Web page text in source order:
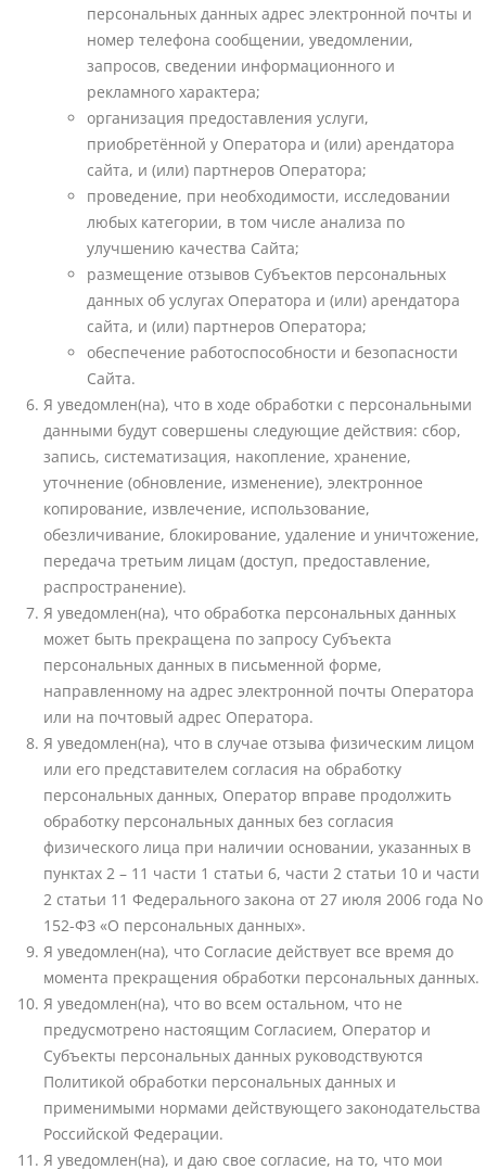
персональных данных адрес электронной почты и
номер телефона сообщении, уведомлении,
запросов, сведении информационного и
рекламного характера;
организация предоставления услуги,
приобретённой у Оператора и (или) арендатора
сайта, и (или) партнеров Оператора;
проведение, при необходимости, исследовании
любых категории, в том числе анализа по
улучшению качества Сайта;
размещение отзывов Субъектов персональных
данных об услугах Оператора и (или) арендатора
сайта, и (или) партнеров Оператора;
обеспечение работоспособности и безопасности
Сайта.
Я уведомлен(на), что в ходе обработки с персональными
данными будут совершены следующие действия: сбор,
запись, систематизация, накопление, хранение,
уточнение (обновление, изменение), электронное
копирование, извлечение, использование,
обезличивание, блокирование, удаление и уничтожение,
передача третьим лицам (доступ, предоставление,
распространение).
Я уведомлен(на), что обработка персональных данных
может быть прекращена по запросу Субъекта
персональных данных в письменной форме,
направленному на адрес электронной почты Оператора
или на почтовый адрес Оператора.
Я уведомлен(на), что в случае отзыва физическим лицом
или его представителем согласия на обработку
персональных данных, Оператор вправе продолжить
обработку персональных данных без согласия
физического лица при наличии основании, указанных в
пунктах 2 – 11 части 1 статьи 6, части 2 статьи 10 и части
2 статьи 11 Федерального закона от 27 июля 2006 года No
152-ФЗ «О персональных данных».
Я уведомлен(на), что Согласие действует все время до
момента прекращения обработки персональных данных.
Я уведомлен(на), что во всем остальном, что не
предусмотрено настоящим Согласием, Оператор и
Субъекты персональных данных руководствуются
Политикой обработки персональных данных и
применимыми нормами действующего законодательства
Российской Федерации.
Я уведомлен(на), и даю свое согласие, на то, что мои